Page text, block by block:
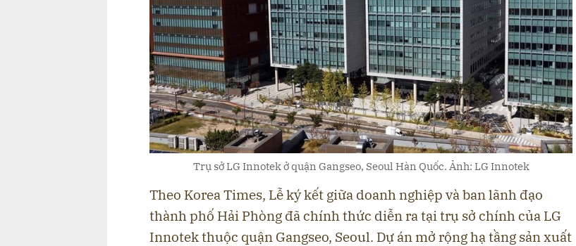
Trụ sở LG Innotek ở quận Gangseo, Seoul Hàn Quốc. Ảnh: LG Innotek
Theo Korea Times, Lễ ký kết giữa doanh nghiệp và ban lãnh đạo
thành phố Hải Phòng đã chính thức diễn ra tại trụ sở chính của LG
Innotek thuộc quận Gangseo, Seoul. Dự án mở rộng hạ tầng sản xuất